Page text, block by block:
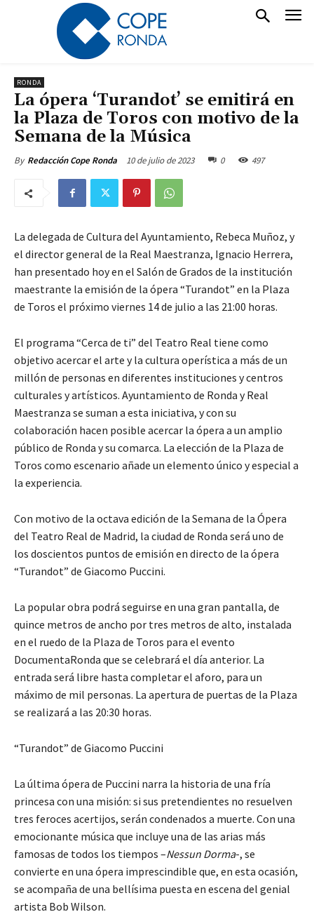
RONDA
La ópera ‘Turandot’ se emitirá en
la Plaza de Toros con motivo de la
Semana de la Música
By Redacción Cope Ronda 10 de julio de 2023 0 497
La delegada de Cultura del Ayuntamiento, Rebeca Muñoz, y
el director general de la Real Maestranza, Ignacio Herrera,
han presentado hoy en el Salón de Grados de la institución
maestrante la emisión de la ópera “Turandot” en la Plaza
de Toros el próximo viernes 14 de julio a las 21:00 horas.
El programa “Cerca de ti” del Teatro Real tiene como
objetivo acercar el arte y la cultura operística a más de un
millón de personas en diferentes instituciones y centros
culturales y artísticos. Ayuntamiento de Ronda y Real
Maestranza se suman a esta iniciativa, y con su
colaboración hacen posible acercar la ópera a un amplio
público de Ronda y su comarca. La elección de la Plaza de
Toros como escenario añade un elemento único y especial a
la experiencia.
Con motivo de la octava edición de la Semana de la Ópera
del Teatro Real de Madrid, la ciudad de Ronda será uno de
los doscientos puntos de emisión en directo de la ópera
“Turandot” de Giacomo Puccini.
La popular obra podrá seguirse en una gran pantalla, de
quince metros de ancho por tres metros de alto, instalada
en el ruedo de la Plaza de Toros para el evento
DocumentaRonda que se celebrará el día anterior. La
entrada será libre hasta completar el aforo, para un
máximo de mil personas. La apertura de puertas de la Plaza
se realizará a las 20:30 horas.
“Turandot” de Giacomo Puccini
La última ópera de Puccini narra la historia de una fría
princesa con una misión: si sus pretendientes no resuelven
tres feroces acertijos, serán condenados a muerte. Con una
emocionante música que incluye una de las arias más
famosas de todos los tiempos –Nessun Dorma-, se
convierte en una ópera imprescindible que, en esta ocasión,
se acompaña de una bellísima puesta en escena del genial
artista Bob Wilson.